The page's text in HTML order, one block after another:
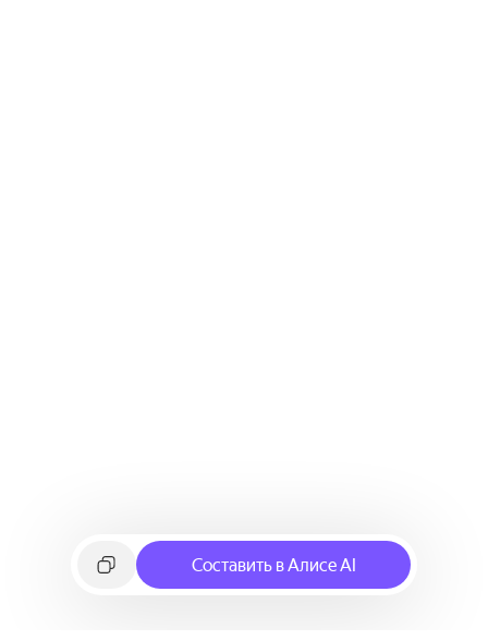
Составить в Алисе AI